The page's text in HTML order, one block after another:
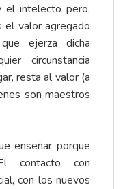
el intelecto pero,
el valor agregado
ejerza dicha
circunstancia
resta al valor (a
son maestros
enseñar porque
contacto con
con los nuevos